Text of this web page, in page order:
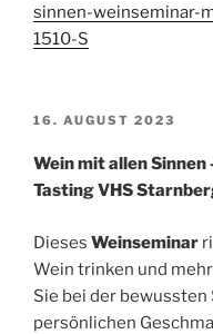
sinnen-weinseminar-
1510-S
VERÖFFENTLICHT
16. AUGUST 2023
Wein mit allen
Tasting VHS
Dieses Weinseminar
Wein trinken und
Sie bei der bewussten
persönlichen